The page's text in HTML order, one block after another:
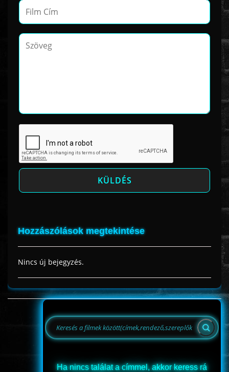
www.onlinefilmvilag2.eu,Copyright © 2017-2026 Az oldal nem tárol
semmilyen jogsértő tartalmat. Minden adat külső forrásból származik |
Hozzászólások megtekintése
Nincs új bejegyzés.
Ha nincs találat a címmel, akkor keress rá